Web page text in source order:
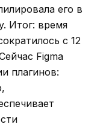
его в
Итог: время
с 12
Figma
плагинов: